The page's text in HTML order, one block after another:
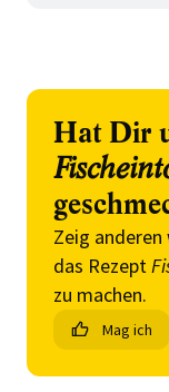
Hat Dir
Zeig
das Rezept
zu machen.
Mag ich